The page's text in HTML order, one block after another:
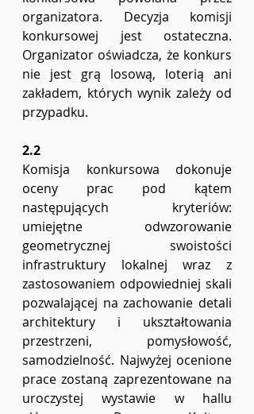
organizatora. Decyzja komisji
konkursowej jest ostateczna.
Organizator oświadcza, że konkurs
nie jest grą losową, loterią ani
zakładem, których wynik zależy od
przypadku.
2.2
Komisja konkursowa dokonuje
oceny prac pod kątem
następujących kryteriów:
umiejętne odwzorowanie
geometrycznej swoistości
infrastruktury lokalnej wraz z
zastosowaniem odpowiedniej skali
pozwalającej na zachowanie detali
architektury i ukształtowania
przestrzeni, pomysłowość,
samodzielność. Najwyżej ocenione
prace zostaną zaprezentowane na
uroczystej wystawie w hallu